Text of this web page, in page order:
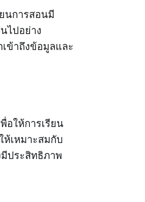
นการสอนมี
ไปอย่าง
ข้าถึงข้อมูลและ
อให้การเรียน
เหมาะสมกับ
ประสิทธิภาพ